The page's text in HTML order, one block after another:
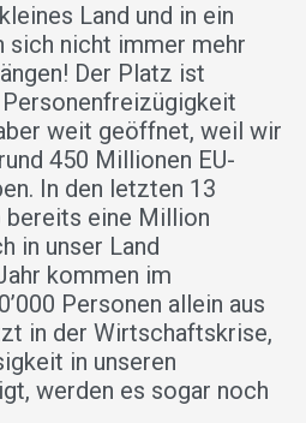
Land und in ein
sich nicht immer mehr
Der Platz ist
weit geöffnet, weil wir
450 Millionen EU-
In den letzten 13
bereits eine Million
in unser Land
kommen im
Personen allein aus
in der Wirtschaftskrise,
in unseren
werden es sogar noch